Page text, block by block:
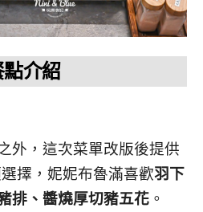
介紹
外，這次菜單改版後提供
擇，妮妮布魯滿喜歡羽下
排、醬燒厚切豬五花 。